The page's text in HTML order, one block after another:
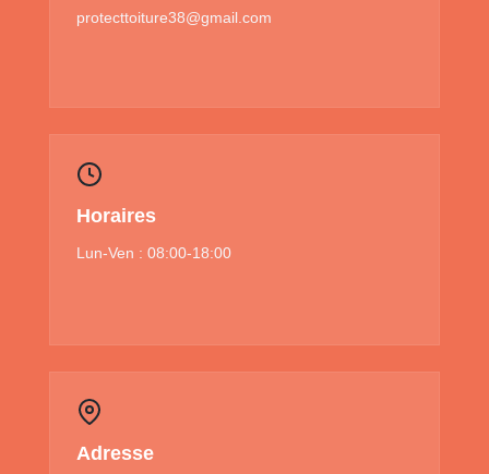
protecttoiture38@gmail.com
Horaires
Lun-Ven : 08:00-18:00
Adresse